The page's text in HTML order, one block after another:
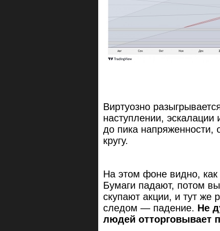
Виртуозно
наступлении,
до пика напряженности,
кругу.
На этом фоне видно,
Бумаги падают, потом
скупают акции, и тут же
следом — падение. Не
людей отторговывает